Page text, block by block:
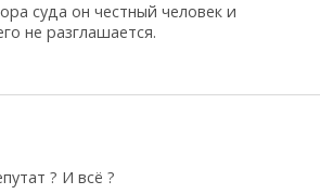
суда он честный человек и
не разглашается.
? И всё ?